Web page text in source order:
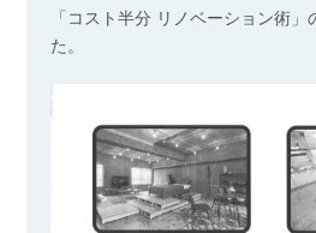
「コスト半分 リノベーション術
た。